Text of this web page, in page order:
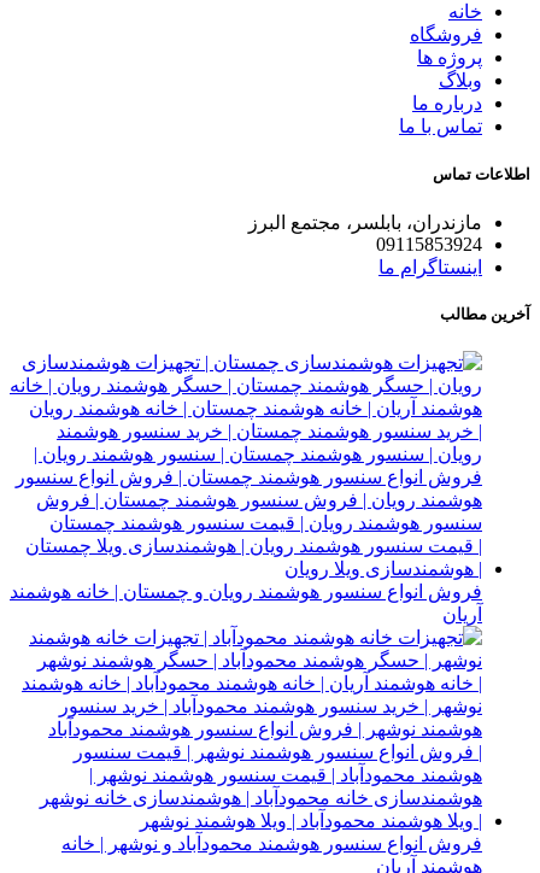
خانه
فروشگاه
پروژه ها
وبلاگ
درباره ما
تماس با ما
اطلاعات تماس
مازندران، بابلسر، مجتمع البرز
09115853924
اینستاگرام ما
آخرین مطالب
فروش انواع سنسور هوشمند رویان و چمستان | خانه هوشمند
آریان
فروش انواع سنسور هوشمند محمودآباد و نوشهر | خانه
هوشمند آریان